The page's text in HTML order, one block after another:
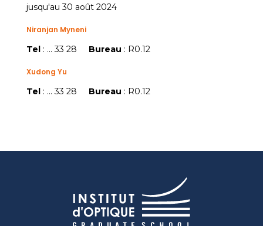
jusqu'au 30 août 2024
Niranjan Myneni
Tel : ... 33 28 Bureau : R0.12
Xudong Yu
Tel : ... 33 28 Bureau : R0.12